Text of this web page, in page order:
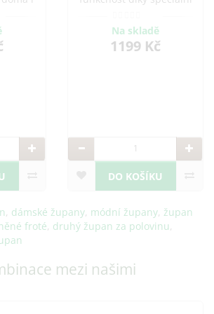
je
na
Na skladě
1199 Kč
DO KOŠÍKU
, dámské župany, módní župany, župan
froté, druhý župan za polovinu,
mezi našimi